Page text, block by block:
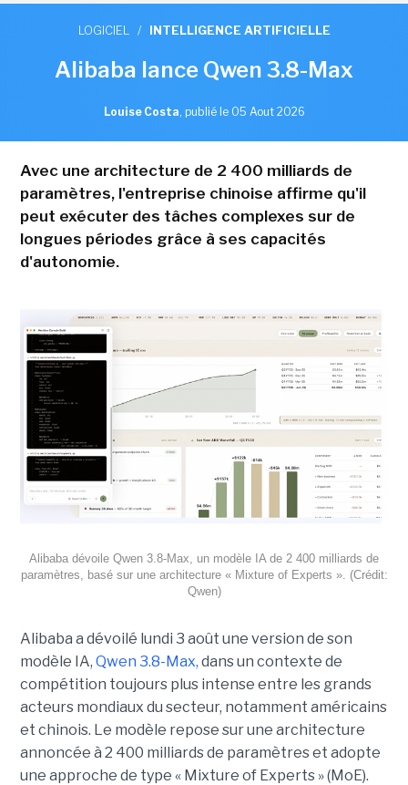
LOGICIEL / INTELLIGENCE ARTIFICIELLE
Alibaba lance Qwen 3.8-Max
Louise Costa, publié le 05 Aout 2026
Avec une architecture de 2 400 milliards de
paramètres, l'entreprise chinoise affirme qu'il
peut exécuter des tâches complexes sur de
longues périodes grâce à ses capacités
d'autonomie.
Alibaba dévoile Qwen 3.8-Max, un modèle IA de 2 400 milliards de
paramètres, basé sur une architecture « Mixture of Experts ». (Crédit:
Qwen)
Alibaba a dévoilé lundi 3 août une version de son
modèle IA, Qwen 3.8-Max, dans un contexte de
compétition toujours plus intense entre les grands
acteurs mondiaux du secteur, notamment américains
et chinois. Le modèle repose sur une architecture
annoncée à 2 400 milliards de paramètres et adopte
une approche de type « Mixture of Experts » (MoE).